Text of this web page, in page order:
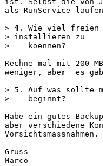
als RunService
> 4. Wie viel freien
> installieren zu
>    koennen?
Rechne mal mit 200
weniger, aber  es
> 5. Auf was sollte
>    beginnt?
Habe ein gutes
aber verschiedene
Vorsichtsmassnahmen.
Gruss
Marco